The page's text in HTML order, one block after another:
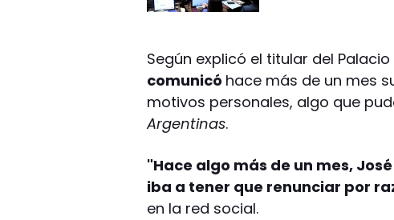
Según explicó el titular del
comunicó hace más de un mes
motivos personales, algo que
Argentinas.
"Hace algo más de un mes,
iba a tener que renunciar por
en la red social.